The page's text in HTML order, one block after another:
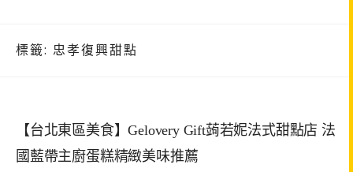
標籤: 忠孝復興甜點
【台北東區美食】Gelovery Gift蒟若妮法式甜點店 法
國藍帶主廚蛋糕精緻美味推薦